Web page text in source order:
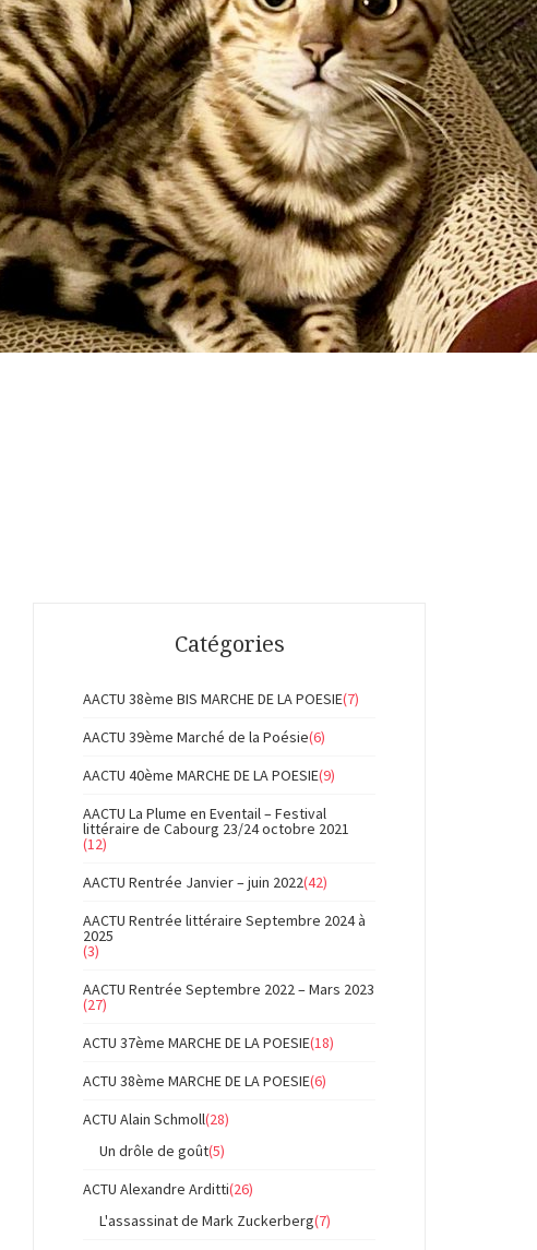
Catégories
AACTU 38ème BIS MARCHE DE LA POESIE(7)
AACTU 39ème Marché de la Poésie(6)
AACTU 40ème MARCHE DE LA POESIE(9)
AACTU La Plume en Eventail – Festival
littéraire de Cabourg 23/24 octobre 2021
(12)
AACTU Rentrée Janvier – juin 2022(42)
AACTU Rentrée littéraire Septembre 2024 à
2025
(3)
AACTU Rentrée Septembre 2022 – Mars 2023
(27)
ACTU 37ème MARCHE DE LA POESIE(18)
ACTU 38ème MARCHE DE LA POESIE(6)
ACTU Alain Schmoll(28)
Un drôle de goût(5)
ACTU Alexandre Arditti(26)
L'assassinat de Mark Zuckerberg(7)